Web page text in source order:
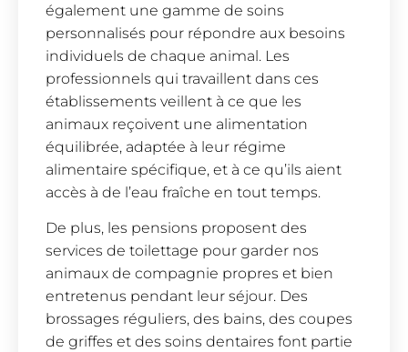
également une gamme de soins
personnalisés pour répondre aux besoins
individuels de chaque animal. Les
professionnels qui travaillent dans ces
établissements veillent à ce que les
animaux reçoivent une alimentation
équilibrée, adaptée à leur régime
alimentaire spécifique, et à ce qu’ils aient
accès à de l’eau fraîche en tout temps.
De plus, les pensions proposent des
services de toilettage pour garder nos
animaux de compagnie propres et bien
entretenus pendant leur séjour. Des
brossages réguliers, des bains, des coupes
de griffes et des soins dentaires font partie